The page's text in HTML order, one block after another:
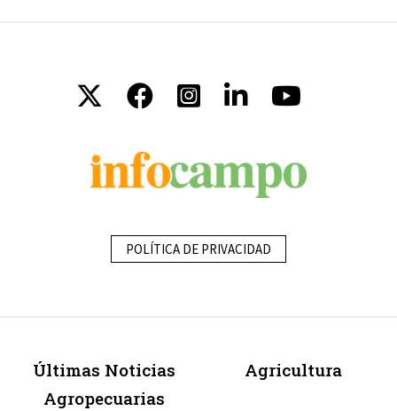
POLÍTICA DE PRIVACIDAD
Últimas Noticias
Agropecuarias
Agricultura